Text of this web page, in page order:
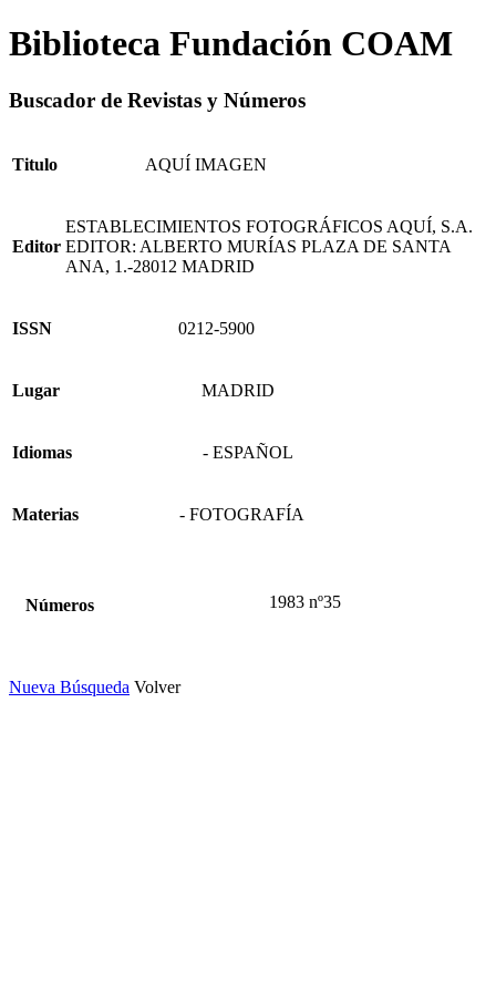
Biblioteca Fundación COAM
Buscador de Revistas y Números
Titulo AQUÍ IMAGEN
Editor
ESTABLECIMIENTOS FOTOGRÁFICOS AQUÍ, S.A.
EDITOR: ALBERTO MURÍAS PLAZA DE SANTA
ANA, 1.-28012 MADRID
ISSN 0212-5900
Lugar MADRID
Idiomas - ESPAÑOL
Materias - FOTOGRAFÍA
Números 1983 nº35
Nueva Búsqueda Volver